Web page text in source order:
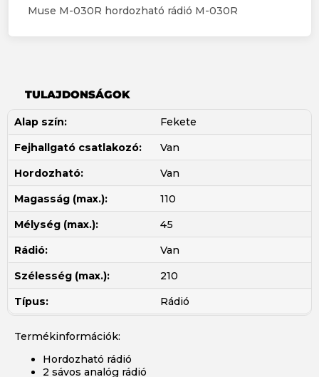
Muse M-030R hordozható rádió M-030R
TULAJDONSÁGOK
Alap szín:
Fekete
Fejhallgató csatlakozó:
Van
Hordozható:
Van
Magasság (max.):
110
Mélység (max.):
45
Rádió:
Van
Szélesség (max.):
210
Típus:
Rádió
Termékinformációk:
Hordozható rádió
2 sávos analóg rádió